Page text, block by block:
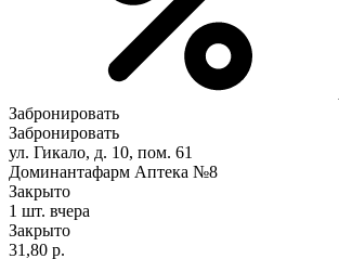
Забронировать
Забронировать
ул. Гикало, д. 10, пом. 61
Доминантафарм Аптека №8
Закрыто
1 шт. вчера
Закрыто
31,80 р.